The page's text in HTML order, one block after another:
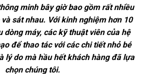
minh bây giờ bao gồm rất nhiều
sát nhau. Với kinh nghiệm hơn 10
dòng máy, các kỹ thuật viên của hệ
để thao tác với các chi tiết nhỏ bé
lý do mà hầu hết khách hàng đã lựa
chọn chúng tôi.